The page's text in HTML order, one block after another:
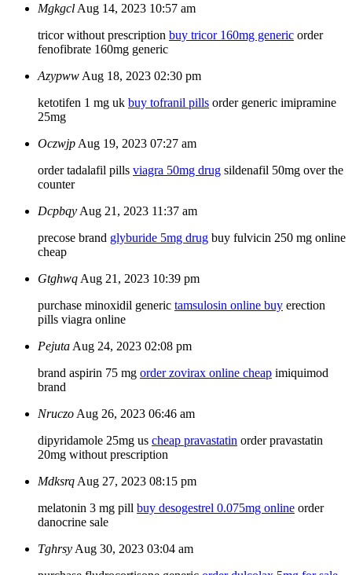
Mgkgcl Aug 14, 2023 10:57 am
tricor without prescription buy tricor 160mg generic order
fenofibrate 160mg generic
Azypww Aug 18, 2023 02:30 pm
ketotifen 1 mg uk buy tofranil pills order generic imipramine
25mg
Oczwjp Aug 19, 2023 07:27 am
order tadalafil pills viagra 50mg drug sildenafil 50mg over the
counter
Dcpbqy Aug 21, 2023 11:37 am
precose brand glyburide 5mg drug buy fulvicin 250 mg online
cheap
Gtghwq Aug 21, 2023 10:39 pm
purchase minoxidil generic tamsulosin online buy erection
pills viagra online
Pejuta Aug 24, 2023 02:08 pm
brand aspirin 75 mg order zovirax online cheap imiquimod
brand
Nruczo Aug 26, 2023 06:46 am
dipyridamole 25mg us cheap pravastatin order pravastatin
20mg without prescription
Mdksrq Aug 27, 2023 08:15 pm
melatonin 3 mg pill buy desogestrel 0.075mg online order
danocrine sale
Tghrsy Aug 30, 2023 03:04 am